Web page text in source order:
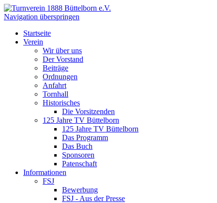
Navigation überspringen
Startseite
Verein
Wir über uns
Der Vorstand
Beiträge
Ordnungen
Anfahrt
Tornhall
Historisches
Die Vorsitzenden
125 Jahre TV Büttelborn
125 Jahre TV Büttelborn
Das Programm
Das Buch
Sponsoren
Patenschaft
Informationen
FSJ
Bewerbung
FSJ - Aus der Presse